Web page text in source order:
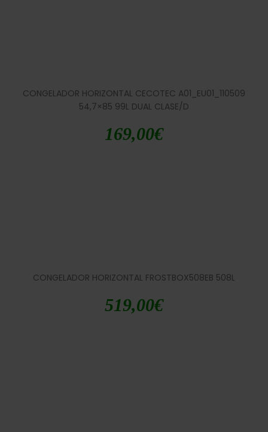
CONGELADOR HORIZONTAL CECOTEC A01_EU01_110509
54,7×85 99L DUAL CLASE/D
169,00€
CONGELADOR HORIZONTAL FROSTBOX508EB 508L
519,00€